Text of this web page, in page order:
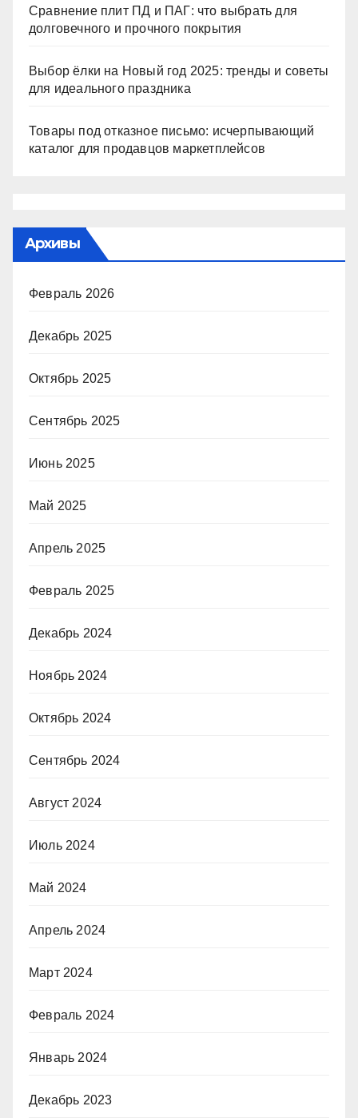
Сравнение плит ПД и ПАГ: что выбрать для
долговечного и прочного покрытия
Выбор ёлки на Новый год 2025: тренды и советы
для идеального праздника
Товары под отказное письмо: исчерпывающий
каталог для продавцов маркетплейсов
Архивы
Февраль 2026
Декабрь 2025
Октябрь 2025
Сентябрь 2025
Июнь 2025
Май 2025
Апрель 2025
Февраль 2025
Декабрь 2024
Ноябрь 2024
Октябрь 2024
Сентябрь 2024
Август 2024
Июль 2024
Май 2024
Апрель 2024
Март 2024
Февраль 2024
Январь 2024
Декабрь 2023